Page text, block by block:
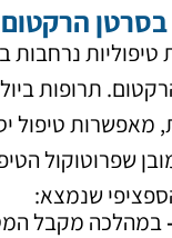
בסרטן הרקטום
טיפוליות נרחבות
תרופות
מאפשרות טיפול
שפרוטוקול
שנמצא:
במהלכה מקבל